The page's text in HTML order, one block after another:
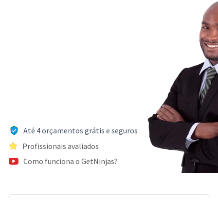
Até 4 orçamentos grátis e seguros
Profissionais avaliados
Como funciona o GetNinjas?